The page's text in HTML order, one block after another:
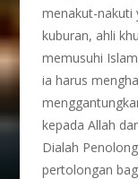
menakut-nakuti
kuburan, ahli
memusuhi
ia harus
kepada Allah
Dialah
pertolongan